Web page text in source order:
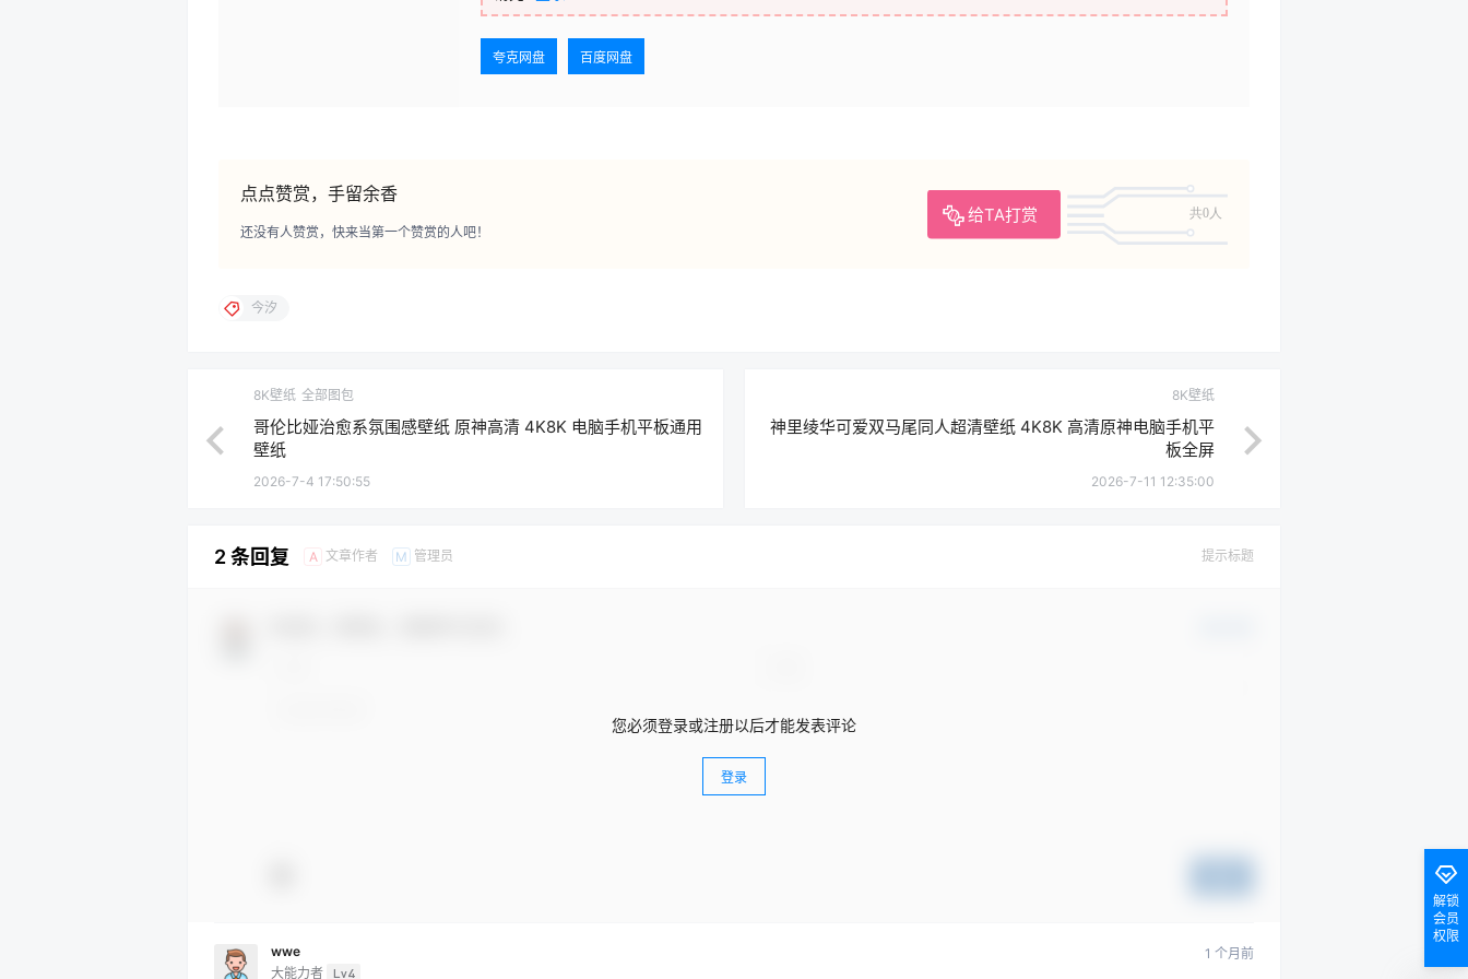
夸克网盘 百度网盘
点点赞赏，手留余香
给TA打赏 共0人
还没有人赞赏，快来当第一个赞赏的人吧！
今汐
8K壁纸 全部图包
哥伦比娅治愈系氛围感壁纸 原神高清 4K8K 电脑手机平板通用
壁纸
2026-7-4 17:50:55
8K壁纸
神里绫华可爱双马尾同人超清壁纸 4K8K 高清原神电脑手机平
板全屏
2026-7-11 12:35:00
2 条回复 A 文章作者 M 管理员 提示标题
您必须登录或注册以后才能发表评论
登录
wwe
大能力者 Lv4
1 个月前
解锁
会员
权限